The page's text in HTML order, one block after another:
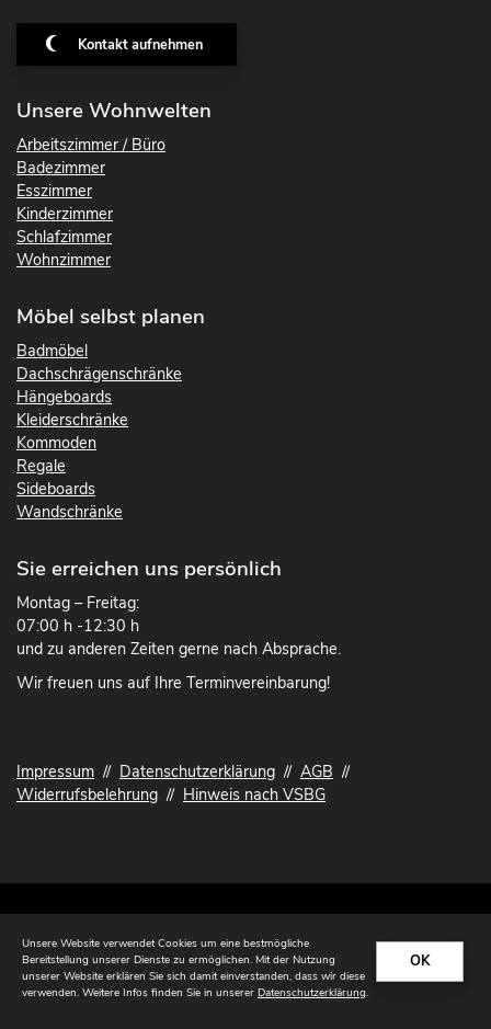
Kontakt aufnehmen
Unsere Wohnwelten
Arbeitszimmer / Büro
Badezimmer
Esszimmer
Kinderzimmer
Schlafzimmer
Wohnzimmer
Möbel selbst planen
Badmöbel
Dachschrägenschränke
Hängeboards
Kleiderschränke
Kommoden
Regale
Sideboards
Wandschränke
Sie erreichen uns persönlich
Montag – Freitag:
07:00 h -12:30 h
und zu anderen Zeiten gerne nach Absprache.
Wir freuen uns auf Ihre Terminvereinbarung!
Impressum // Datenschutzerklärung // AGB //
Widerrufsbelehrung // Hinweis nach VSBG
© 2026 Tischlerei Lohse
OK
Unsere Website verwendet Cookies um eine bestmögliche
Bereitstellung unserer Dienste zu ermöglichen. Mit der Nutzung
unserer Website erklären Sie sich damit einverstanden, dass wir diese
verwenden. Weitere Infos finden Sie in unserer Datenschutzerklärung.